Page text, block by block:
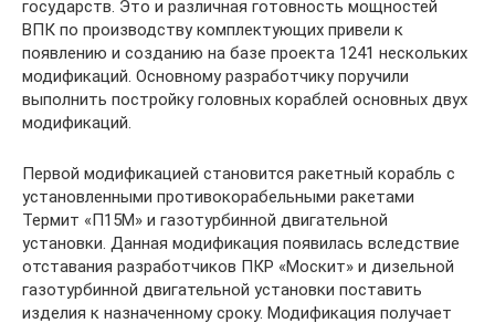
государств. Это и различная готовность мощностей
ВПК по производству комплектующих привели к
появлению и созданию на базе проекта 1241 нескольких
модификаций. Основному разработчику поручили
выполнить постройку головных кораблей основных двух
модификаций.
Первой модификацией становится ракетный корабль с
установленными противокорабельными ракетами
Термит «П15М» и газотурбинной двигательной
установки. Данная модификация появилась вследствие
отставания разработчиков ПКР «Москит» и дизельной
газотурбинной двигательной установки поставить
изделия к назначенному сроку. Модификация получает